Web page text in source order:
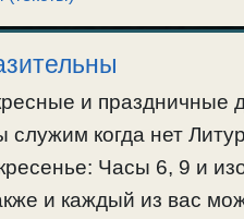
и
и праздничные
когда нет
Часы 6, 9 и
и каждый из вас